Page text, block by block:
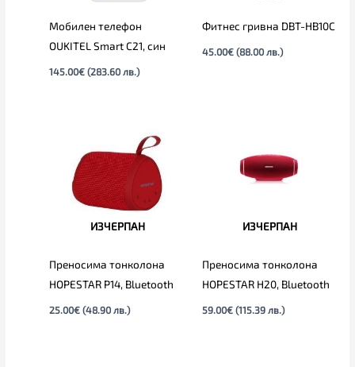
Мобилен телефон
OUKITEL Smart C21, син
145.00€ (283.60 лв.)
Фитнес гривна DBT-HB10C
45.00€ (88.00 лв.)
ИЗЧЕРПАН
Преносима тонколона
HOPESTAR P14, Bluetooth
25.00€ (48.90 лв.)
ИЗЧЕРПАН
Преносима тонколона
HOPESTAR H20, Bluetooth
59.00€ (115.39 лв.)